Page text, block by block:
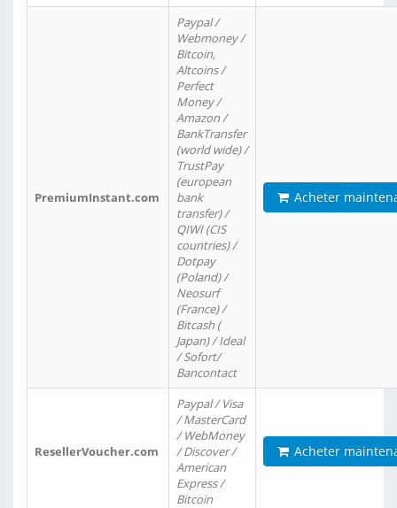
PremiumInstant.com
Paypal /
Webmoney /
Bitcoin,
Altcoins /
Perfect
Money /
Amazon /
BankTransfer
(world wide) /
TrustPay
(european
bank
transfer) /
QIWI (CIS
countries) /
Dotpay
(Poland) /
Neosurf
(France) /
Bitcash (
Japan) / Ideal
/ Sofort/
Bancontact
Acheter
ResellerVoucher.com
Paypal / Visa
/ MasterCard
/ WebMoney
/ Discover /
American
Express /
Bitcoin
Acheter